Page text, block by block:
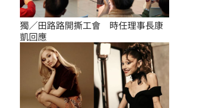
獨／田路路開撕工會　時任理事長康
凱回應